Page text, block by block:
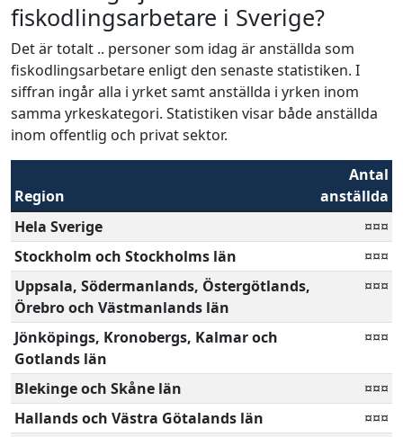
fiskodlingsarbetare i Sverige?
Det är totalt .. personer som idag är anställda som
fiskodlingsarbetare enligt den senaste statistiken. I
siffran ingår alla i yrket samt anställda i yrken inom
samma yrkeskategori. Statistiken visar både anställda
inom offentlig och privat sektor.
Region
Antal
anställda
Hela Sverige
¤¤¤
Stockholm och Stockholms län
¤¤¤
Uppsala, Södermanlands, Östergötlands,
Örebro och Västmanlands län
¤¤¤
Jönköpings, Kronobergs, Kalmar och
Gotlands län
¤¤¤
Blekinge och Skåne län
¤¤¤
Hallands och Västra Götalands län
¤¤¤